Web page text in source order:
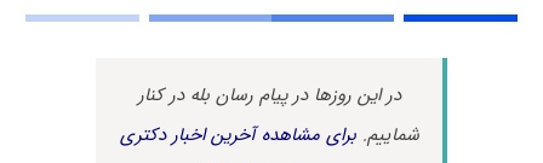
در این روزها در پیام رسان بله در کنار
شماییم.برای مشاهده آخرین اخبار دکتری